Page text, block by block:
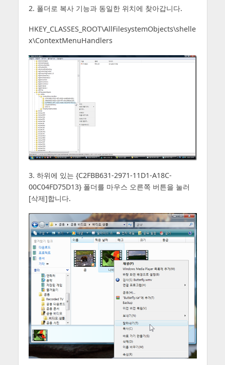
2. 폴더로 복사 기능과 동일한 위치에 찾아갑니다.
HKEY_CLASSES_ROOT\AllFilesystemObjects\shelle
x\ContextMenuHandlers
3. 하위에 있는 {C2FBB631-2971-11D1-A18C-
00C04FD75D13} 폴더를 마우스 오른쪽 버튼을 눌러
[삭제]합니다.